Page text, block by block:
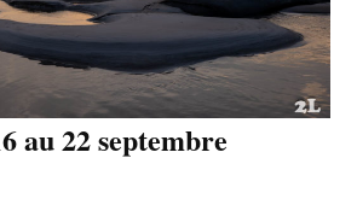
au 22 septembre